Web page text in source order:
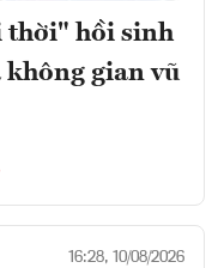
thời" hồi sinh
gian vũ
16:28, 10/08/2026